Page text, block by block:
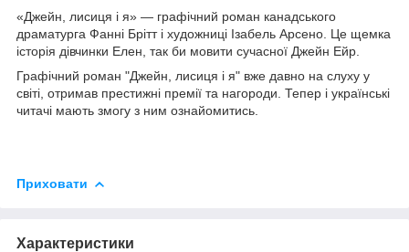
«Джейн, лисиця і я» — графічний роман канадського
драматурга Фанні Брітт і художниці Ізабель Арсено. Це щемка
історія дівчинки Елен, так би мовити сучасної Джейн Ейр.
Графічний роман "Джейн, лисиця і я" вже давно на слуху у
світі, отримав престижні премії та нагороди. Тепер і українські
читачі мають змогу з ним ознайомитись.
Приховати
Характеристики